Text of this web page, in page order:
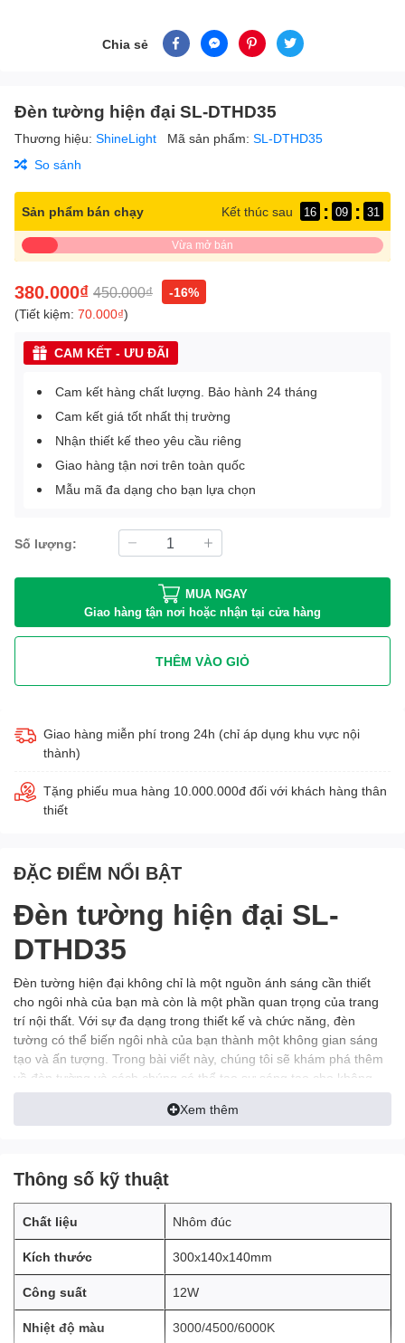
Chia sẻ
Đèn tường hiện đại SL-DTHD35
Thương hiệu: ShineLight Mã sản phẩm: SL-DTHD35
So sánh
Sản phẩm bán chạy Kết thúc sau 16 : 09 : 31
Vừa mở bán
380.000₫ 450.000₫
-16%
(Tiết kiệm: 70.000₫)
CAM KẾT - ƯU ĐÃI
Cam kết hàng chất lượng. Bảo hành 24 tháng
Cam kết giá tốt nhất thị trường
Nhận thiết kế theo yêu cầu riêng
Giao hàng tận nơi trên toàn quốc
Mẫu mã đa dạng cho bạn lựa chọn
Số lượng:
MUA NGAY
Giao hàng tận nơi hoặc nhận tại cửa hàng
THÊM VÀO GIỎ
Giao hàng miễn phí trong 24h (chỉ áp dụng khu vực nội
thành)
Tặng phiếu mua hàng 10.000.000đ đối với khách hàng thân
thiết
ĐẶC ĐIỂM NỔI BẬT
Đèn tường hiện đại SL-
DTHD35
Đèn tường hiện đại không chỉ là một nguồn ánh sáng cần thiết
cho ngôi nhà của bạn mà còn là một phần quan trọng của trang
trí nội thất. Với sự đa dạng trong thiết kế và chức năng, đèn
tường có thể biến ngôi nhà của bạn thành một không gian sáng
tạo và ấn tượng. Trong bài viết này, chúng tôi sẽ khám phá thêm
về đèn tường và cách chúng có thể tạo sự sáng tạo cho không
gian sống của bạn.
Xem thêm
Thông số kỹ thuật
Chất liệu Nhôm đúc
Kích thước 300x140x140mm
Công suất 12W
Nhiệt độ màu 3000/4500/6000K